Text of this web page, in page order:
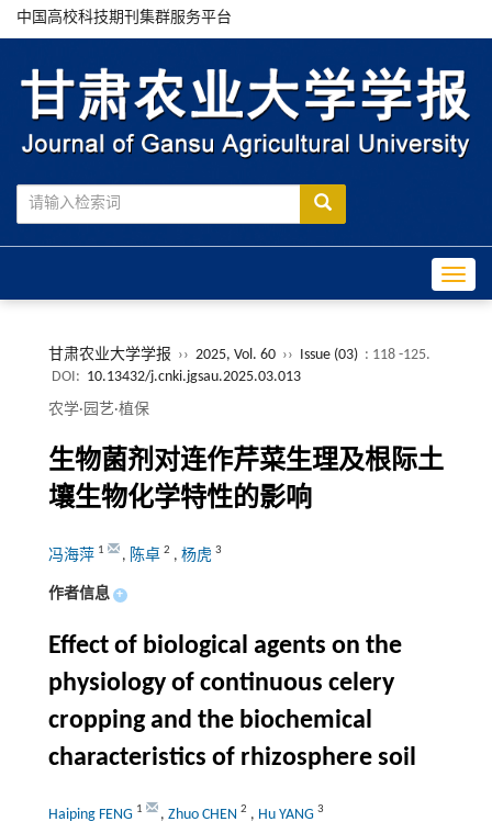
中国高校科技期刊集群服务平台
甘肃农业大学学报 ›› 2025, Vol. 60 ›› Issue (03) : 118 -125.
DOI: 10.13432/j.cnki.jgsau.2025.03.013
农学·园艺·植保
生物菌剂对连作芹菜生理及根际土
壤生物化学特性的影响
冯海萍 1 , 陈卓 2 , 杨虎 3
作者信息 +
Effect of biological agents on the
physiology of continuous celery
cropping and the biochemical
characteristics of rhizosphere soil
Haiping FENG 1 , Zhuo CHEN 2 , Hu YANG 3